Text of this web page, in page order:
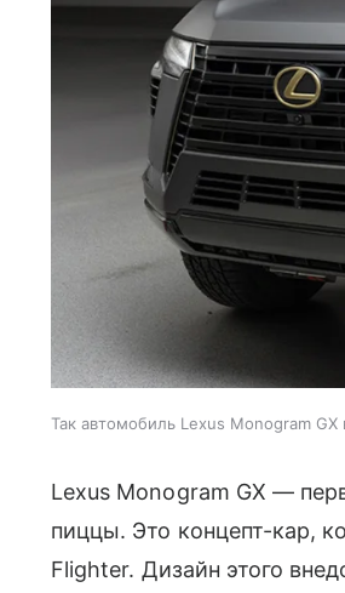
Так автомобиль Lexus Monogram GX
Lexus Monogram GX —
пиццы. Это концепт-кар,
Flighter. Дизайн этого